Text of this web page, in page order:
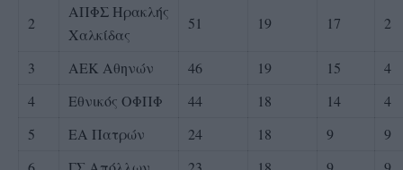
2
ΑΠΦΣ Ηρακλής
Χαλκίδας
51 19 17 2
3 ΑΕΚ Αθηνών 46 19 15
4
4
Εθνικός ΟΦΠΦ 44 18 14
4
5
ΕΑ Πατρών 24 18 9
9